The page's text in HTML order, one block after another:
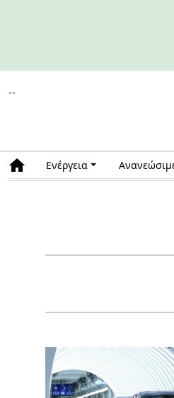
--
Ενέργεια